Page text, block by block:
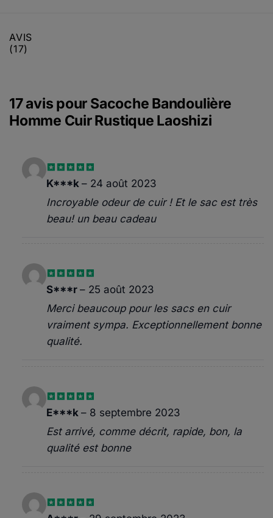
AVIS
(17)
17 avis pour Sacoche Bandoulière
Homme Cuir Rustique Laoshizi
Note5sur
K***k – 24 août 2023
Incroyable odeur de cuir ! Et le sac est très
beau! un beau cadeau
Note5sur
S***r – 25 août 2023
Merci beaucoup pour les sacs en cuir
vraiment sympa. Exceptionnellement bonne
qualité.
Note5sur
E***k – 8 septembre 2023
Est arrivé, comme décrit, rapide, bon, la
qualité est bonne